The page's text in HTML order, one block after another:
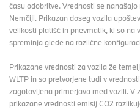
času odobritve. Vrednosti se
Nemčiji. Prikazan doseg vozila
velikosti platišč in pnevmatik, ki so na
spreminja glede na različne
Prikazane vrednosti za vozila že
WLTP in so pretvorjene tudi v
zagotovljena primerjava med vozili. V
prikazane vrednosti emisij CO2